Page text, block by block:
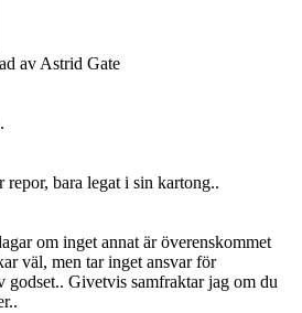
av Astrid Gate
bara legat i sin kartong..
om inget annat är överenskommet
väl, men tar inget ansvar för
godset.. Givetvis samfraktar jag om du